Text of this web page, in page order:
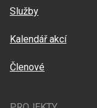
Služby
Kalendář akcí
Členové